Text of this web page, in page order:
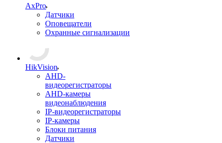
AxPro
Датчики
Оповещатели
Охранные сигнализации
HikVision
AHD-
видеорегистраторы
AHD-камеры
видеонаблюдения
IP-видеорегистраторы
IP-камеры
Блоки питания
Датчики